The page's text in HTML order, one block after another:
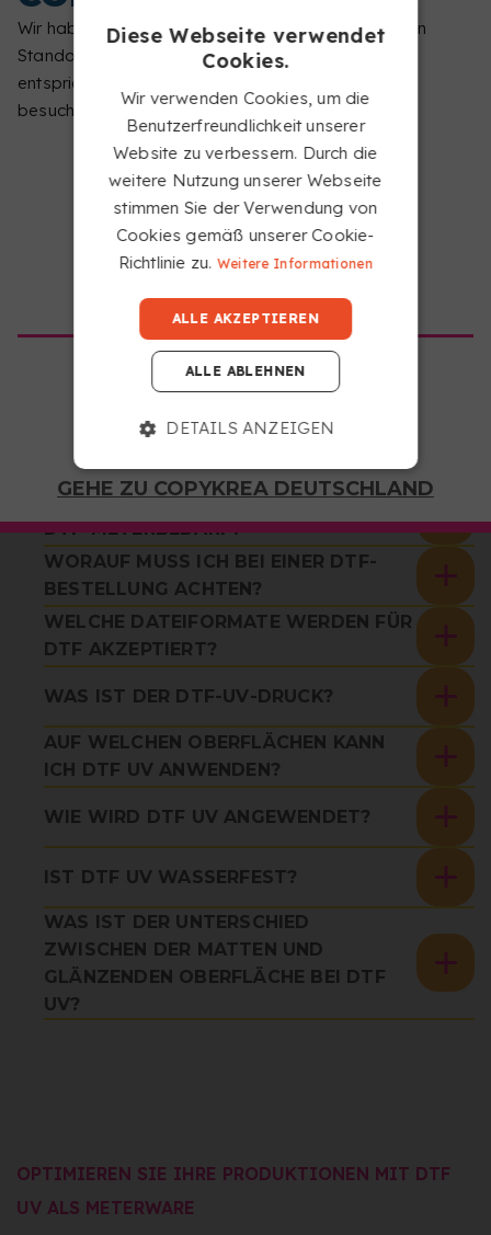
Wir haben festgestellt, dass Sie von einem anderen
Standort aus surfen als dem, der dieser Website
entspricht. Bitte teilen Sie uns mit, welche Seite Sie
besuchen möchten.
GEHE ZU COPYKREA USA
GEHE ZU COPYKREA DEUTSCHLAND
Bringe den DTF-Transfer auf verschiedensten
Stoffen an und beachte dabei die drei wichtigsten
Faktoren: Temperatur, Presszeit und Druck.
SERVICE?
WIE ERHALTE ICH MEINE DTF-
WIE EMPFIEHLT IHR, DTF ZU LAGERN?
WIE BERECHNE ICH DEN BENÖTIGTEN
DTF-METERBEDARF?
WORAUF MUSS ICH BEI EINER DTF-
BESTELLUNG ACHTEN?
WELCHE DATEIFORMATE WERDEN FÜR
DTF AKZEPTIERT?
WAS IST DER DTF-UV-DRUCK?
AUF WELCHEN OBERFLÄCHEN KANN
ICH DTF UV ANWENDEN?
WIE WIRD DTF UV ANGEWENDET?
IST DTF UV WASSERFEST?
WAS IST DER UNTERSCHIED
ZWISCHEN DER MATTEN UND
GLÄNZENDEN OBERFLÄCHE BEI DTF
UV?
OPTIMIEREN SIE IHRE PRODUKTIONEN MIT DTF
UV ALS METERWARE
Diese Webseite verwendet
Cookies.
Wir verwenden Cookies, um die
Benutzerfreundlichkeit unserer
Website zu verbessern. Durch die
weitere Nutzung unserer Webseite
stimmen Sie der Verwendung von
Cookies gemäß unserer Cookie-
Richtlinie zu. Weitere Informationen
ALLE AKZEPTIEREN
ALLE ABLEHNEN
DETAILS ANZEIGEN